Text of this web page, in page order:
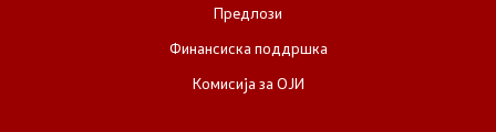
Предлози
Финансиска поддршка
Комисија за ОЈИ